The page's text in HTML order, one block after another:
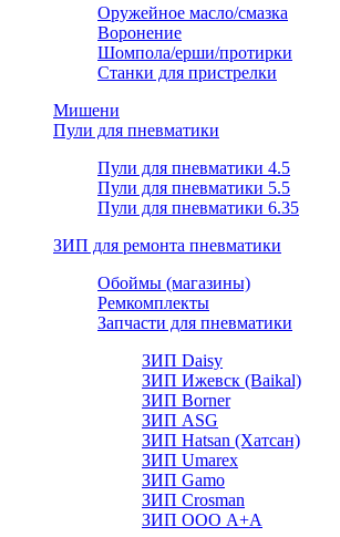
Оружейное масло/смазка
Воронение
Шомпола/ерши/протирки
Станки для пристрелки
Мишени
Пули для пневматики
Пули для пневматики 4.5
Пули для пневматики 5.5
Пули для пневматики 6.35
ЗИП для ремонта пневматики
Обоймы (магазины)
Ремкомплекты
Запчасти для пневматики
ЗИП Daisy
ЗИП Ижевск (Baikal)
ЗИП Borner
ЗИП ASG
ЗИП Hatsan (Хатсан)
ЗИП Umarex
ЗИП Gamo
ЗИП Crosman
ЗИП ООО А+А